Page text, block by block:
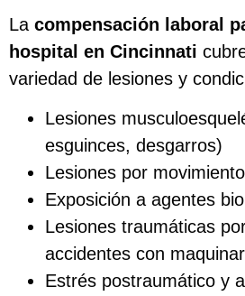
La compensación laboral
hospital en Cincinnati
variedad de lesiones y
Lesiones
esguinces, desgarros)
Lesiones por
Exposición a agentes
Lesiones traumáticas
accidentes con
Estrés postraumático y